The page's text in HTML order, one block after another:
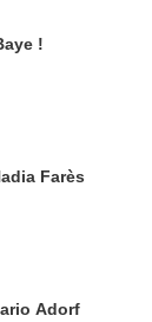
!
Farès
Adorf